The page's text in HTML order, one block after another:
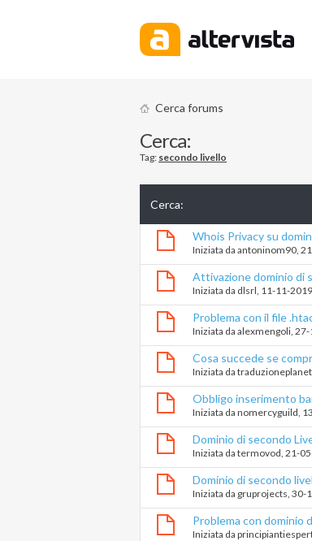
Cerca forums
Cerca:
Tag: secondo livello
Cerca:
Whois Privacy su
Iniziata da antoninom90 ‎,
Attivazione dominio di
Iniziata da dlsrl ‎, 11-11-
Problema con il file
Iniziata da alexmengoli ‎,
Cosa succede se
Iniziata da
Obbligo inserimento
Iniziata da nomercyguild ‎,
Dominio di secondo
Iniziata da termovod ‎, 21-
Dominio di secondo
Iniziata da gruprojects ‎,
Problema con dominio
Iniziata da